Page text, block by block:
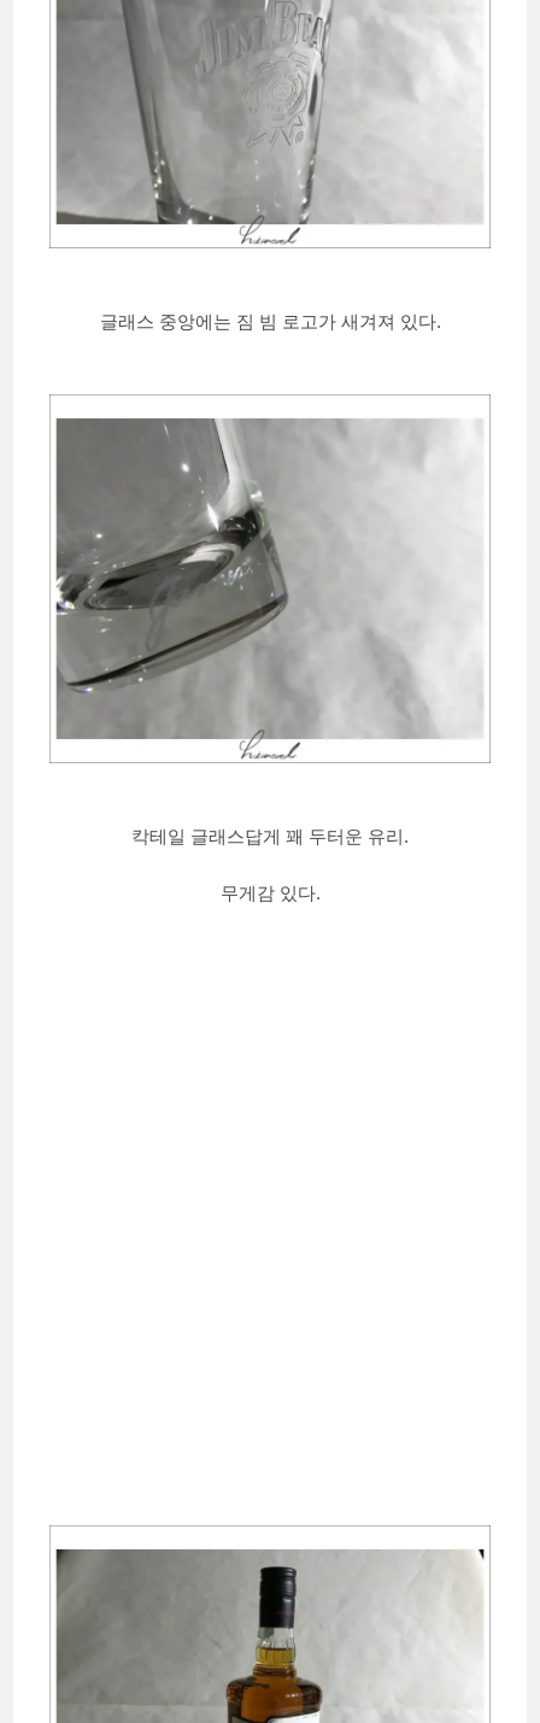
글래스 중앙에는 짐 빔 로고가 새겨져 있다.
칵테일 글래스답게 꽤 두터운 유리.
무게감 있다.